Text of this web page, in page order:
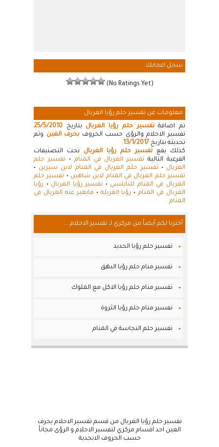
سجل اعجابك
(No Ratings Yet)
معلومات عن تفسير حلم رؤيا الغربال
تم اضافةتفسير حلم رؤيا الغربال بتاريخ 25/5/2010
تفسير الاحلام والرؤى حسب الحروف بحرف الغين وتم
تحديثة بتاريخ 13/1/2017
.
كذلك يقع تفسير حلم رؤيا الغربال تحت التصنيفات
الفرعية التالية تفسير الغربال في المنام • تفسير حلم
الغربال • تفسير حلم الغربال في المنام لابن سيرين •
تفسير حلم الغربال في المنام لابن شاهين • تفسير حلم
الغربال في المنام للنابلسي • تفسير رؤيا الغربال • رؤيا
الغربال في المنام• رؤيا الغربلة • مايعبر عنه الغربال في
المنام
أخترنا لكم أيضاً من مركزي لـ تفسير الاحلام ...
تفسير حلم رؤيا الحديد
تفسير منام حلم رؤيا البهَق
تفسير منام حلم رؤيا الاكل مع الملوك
تفسير منام حلم رؤيا الثروة
تفسير حلم النجاسة في المنام
تفسير حلم رؤيا الغربال من قسم تفسير الاحلام بحرف
الغين احد اقسام مركزي لتفسير الاحلام و الرؤى مجاناً
حسب الحروف الابجدية